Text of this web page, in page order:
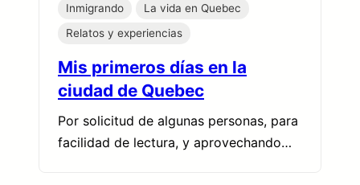
Inmigrando
La vida en Quebec
Relatos y experiencias
Mis primeros días en la
ciudad de Quebec
Por solicitud de algunas personas, para
facilidad de lectura, y aprovechando…